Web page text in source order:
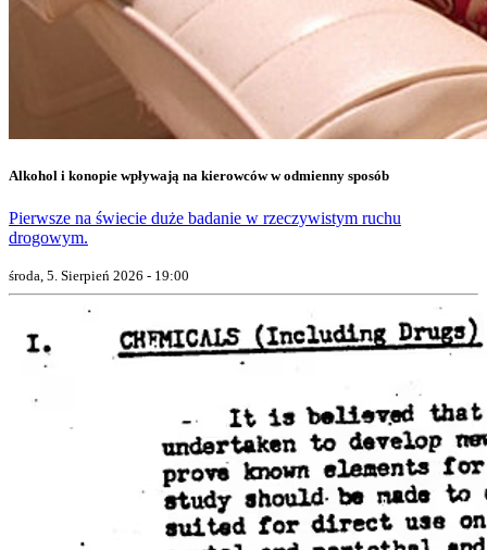
Alkohol i konopie wpływają na kierowców w odmienny sposób
Pierwsze na świecie duże badanie w rzeczywistym ruchu
drogowym.
środa, 5. Sierpień 2026 - 19:00